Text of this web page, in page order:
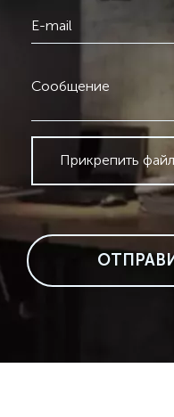
E-mail
Сообщение
Прикрепить файл